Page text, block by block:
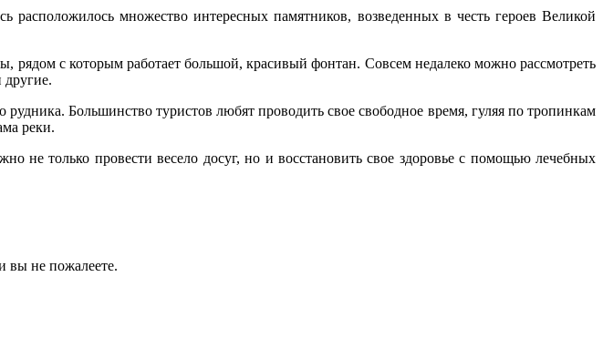
множество интересных памятников, возведенных в честь героев Великой
рядом с которым работает большой, красивый фонтан. Совсем недалеко можно рассмотреть
Большинство туристов любят проводить свое свободное время, гуляя по тропинкам
реки.
не только провести весело досуг, но и восстановить свое здоровье с помощью лечебных
вы не пожалеете.